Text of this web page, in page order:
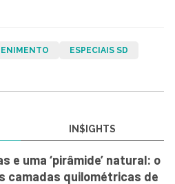
ESPECIAIS SD
IN$IGHTS
e uma ‘pirâmide’ natural: o
camadas quilométricas de